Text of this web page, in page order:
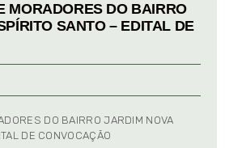
MORADORES DO BAIRRO
SANTO – EDITAL DE
DO BAIRRO JARDIM NOVA
DE CONVOCAÇÃO